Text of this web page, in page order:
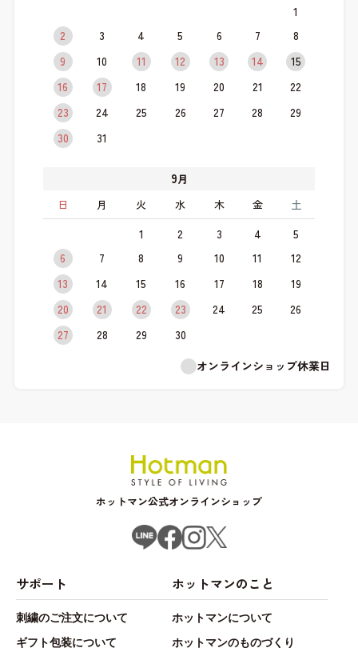
1
2
3 4 5 6 7
8
9
10 11 12 13 14
15
16
17 18 19 20 21
22
23
24 25 26 27 28
29
30
31
9月
日
月 火 水 木 金 土
1 2 3 4
5
6
7 8 9 10 11
12
13
14 15 16 17 18
19
20
21 22 23 24 25
26
27
28 29
30
オンラインショップ休業日
ホットマン公式オンラインショップ
サポート
刺繍のご注文について
ギフト包装について
ホットマンのこと
ホットマンについて
ホットマンのものづくり